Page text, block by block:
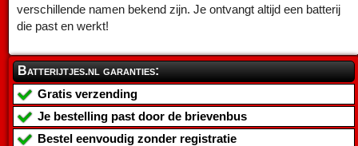
verschillende namen bekend zijn. Je ontvangt altijd een batterij
die past en werkt!
Batterijtjes.nl garanties:
Gratis verzending
Je bestelling past door de brievenbus
Bestel eenvoudig zonder registratie